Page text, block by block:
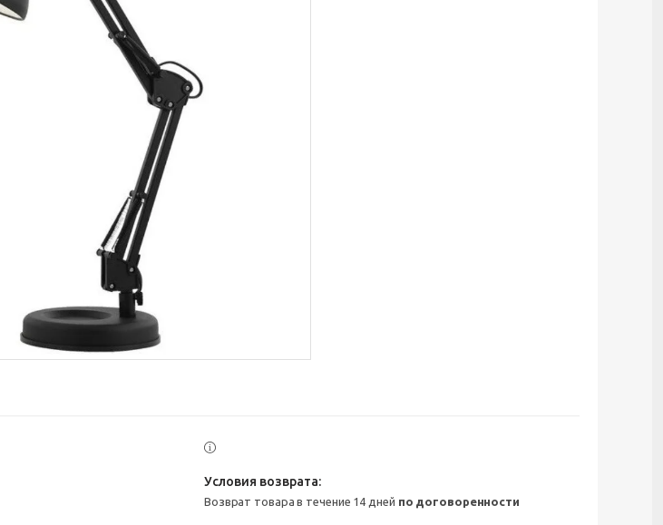
возврат товара в течение 14 дней по договоренности